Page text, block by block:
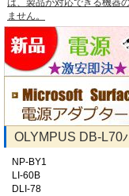
は、製品が対応できる機器
ません。
OLYMPUS DB-L70
NP-BY1
LI-60B
DLI-78